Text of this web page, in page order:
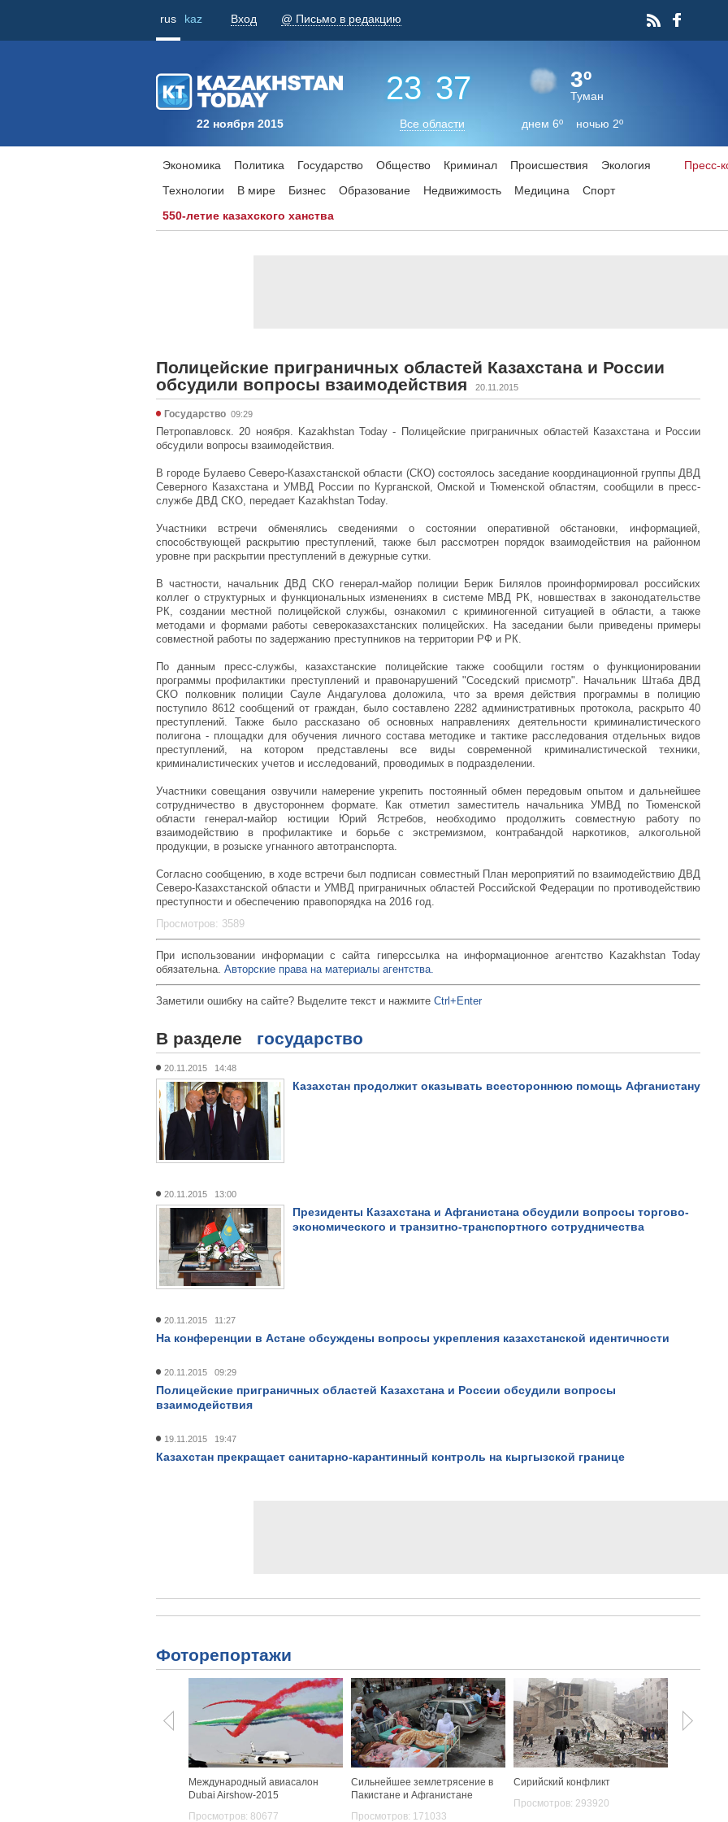
rus kaz Вход @ Письмо в редакцию
22 ноября 2015
23 37
Все области
3º
Туман
днем 6º ночью 2º
Экономика Политика Государство Общество Криминал Происшествия
Экология
Технологии
В мире Бизнес Образование Недвижимость Медицина
Спорт
550-летие казахского ханства
Пресс-
Полицейские приграничных областей Казахстана и России
обсудили вопросы взаимодействия
20.11.2015
Государство 09:29
Петропавловск. 20 ноября. Kazakhstan Today - Полицейские приграничных областей Казахстана и России
обсудили вопросы взаимодействия.
В городе Булаево Северо-Казахстанской области (СКО) состоялось заседание координационной группы ДВД
Северного Казахстана и УМВД России по Курганской, Омской и Тюменской областям, сообщили в пресс-
службе ДВД СКО, передает Kazakhstan Today.
Участники встречи обменялись сведениями о состоянии оперативной обстановки, информацией,
способствующей раскрытию преступлений, также был рассмотрен порядок взаимодействия на районном
уровне при раскрытии преступлений в дежурные сутки.
В частности, начальник ДВД СКО генерал-майор полиции Берик Билялов проинформировал российских
коллег о структурных и функциональных изменениях в системе МВД РК, новшествах в законодательстве
РК, создании местной полицейской службы, ознакомил с криминогенной ситуацией в области, а также
методами и формами работы североказахстанских полицейских. На заседании были приведены примеры
совместной работы по задержанию преступников на территории РФ и РК.
По данным пресс-службы, казахстанские полицейские также сообщили гостям о функционировании
программы профилактики преступлений и правонарушений "Соседский присмотр". Начальник Штаба ДВД
СКО полковник полиции Сауле Андагулова доложила, что за время действия программы в полицию
поступило 8612 сообщений от граждан, было составлено 2282 административных протокола, раскрыто 40
преступлений. Также было рассказано об основных направлениях деятельности криминалистического
полигона - площадки для обучения личного состава методике и тактике расследования отдельных видов
преступлений, на котором представлены все виды современной криминалистической техники,
криминалистических учетов и исследований, проводимых в подразделении.
Участники совещания озвучили намерение укрепить постоянный обмен передовым опытом и дальнейшее
сотрудничество в двустороннем формате. Как отметил заместитель начальника УМВД по Тюменской
области генерал-майор юстиции Юрий Ястребов, необходимо продолжить совместную работу по
взаимодействию в профилактике и борьбе с экстремизмом, контрабандой наркотиков, алкогольной
продукции, в розыске угнанного автотранспорта.
Согласно сообщению, в ходе встречи был подписан совместный План мероприятий по взаимодействию ДВД
Северо-Казахстанской области и УМВД приграничных областей Российской Федерации по противодействию
преступности и обеспечению правопорядка на 2016 год.
Просмотров: 3589
При использовании информации с сайта гиперссылка на информационное агентство Kazakhstan Today
обязательна. Авторские права на материалы агентства.
Заметили ошибку на сайте? Выделите текст и нажмите Ctrl+Enter
В разделе государство
20.11.2015 14:48
Казахстан продолжит оказывать всестороннюю помощь Афганистану
20.11.2015 13:00
Президенты Казахстана и Афганистана обсудили вопросы торгово-
экономического и транзитно-транспортного сотрудничества
20.11.2015 11:27
На конференции в Астане обсуждены вопросы укрепления казахстанской идентичности
20.11.2015 09:29
Полицейские приграничных областей Казахстана и России обсудили вопросы
взаимодействия
19.11.2015 19:47
Казахстан прекращает санитарно-карантинный контроль на кыргызской границе
воде 125 метров.
Фоторепортажи
Международный авиасалон
Dubai Airshow-2015
Просмотров: 80677
Сильнейшее землетрясение в
Пакистане и Афганистане
Просмотров: 171033
Сирийский конфликт
Просмотров: 293920